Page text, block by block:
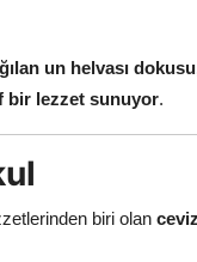
un helvası
bir lezzet sunuyor.
biri olan